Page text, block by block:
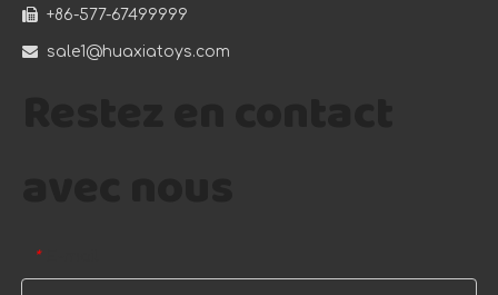
 +86-577-67499999
 sale1@huaxiatoys.com
*